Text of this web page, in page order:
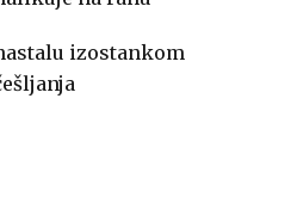
izostankom